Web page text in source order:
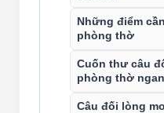
Những điểm
phòng thờ
Cuốn thư câu
phòng thờ
Câu đối lòng